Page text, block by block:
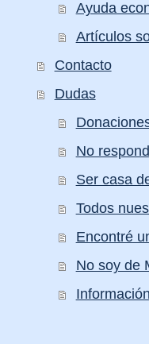
Ayuda
Artículos
Contacto
Dudas
No
Ser casa
Todos
Encontré
No soy de